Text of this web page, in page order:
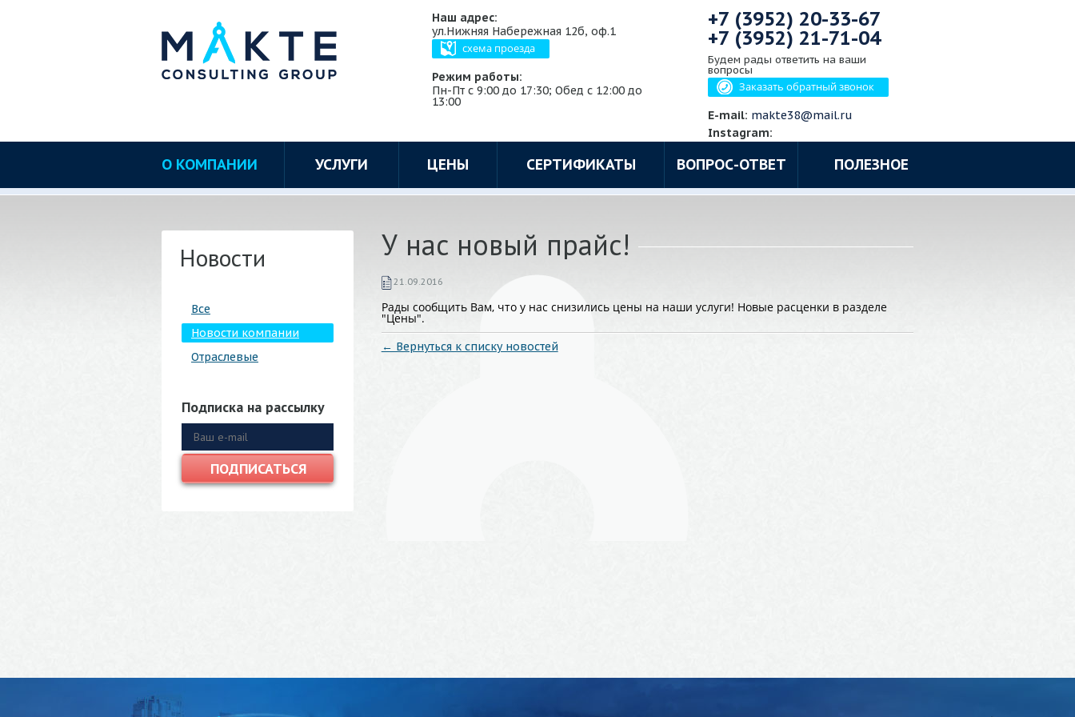
Наш адрес:
ул.Нижняя Набережная 12б, оф.1
схема проезда
Режим работы:
Пн-Пт с 9:00 до 17:30; Обед с 12:00 до
13:00
+7 (3952) 20-33-67
+7 (3952) 21-71-04
Будем рады ответить на ваши
вопросы
Заказать обратный звонок
E-mail: makte38@mail.ru
Instagram:
О КОМПАНИИ УСЛУГИ ЦЕНЫ СЕРТИФИКАТЫ ВОПРОС-ОТВЕТ ПОЛЕЗНОЕ
Новости
Все
Новости компании
Отраслевые
Подписка на рассылку
У нас новый прайс!
21.09.2016
Рады сообщить Вам, что у нас снизились цены на наши услуги! Новые расценки в разделе
"Цены".
← Вернуться к списку новостей